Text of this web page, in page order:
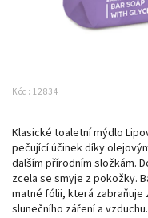
Kód: 12834
Klasické toaletní mýdlo
pečující účinek díky
dalším přírodním složkám.
zcela se smyje z pokožky.
matné fólii, která zabraňuje
slunečního záření a vzduchu.